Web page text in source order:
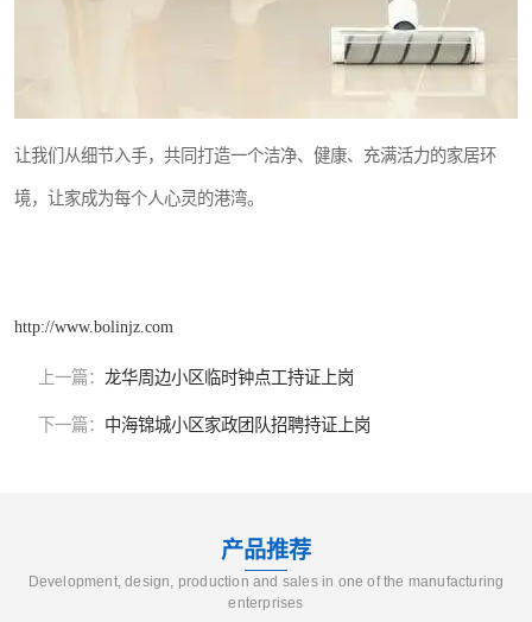
让我们从细节入手，共同打造一个洁净、健康、充满活力的家居环
境，让家成为每个人心灵的港湾。
http://www.bolinjz.com
上一篇： 龙华周边小区临时钟点工持证上岗
下一篇： 中海锦城小区家政团队招聘持证上岗
产品推荐
Development, design, production and sales in one of the manufacturing
enterprises